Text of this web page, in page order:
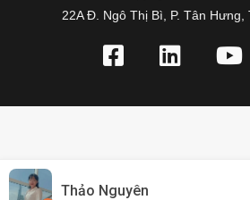
22A Đ. Ngô Thị Bì, P. Tân Hưng,
Thảo Nguyên